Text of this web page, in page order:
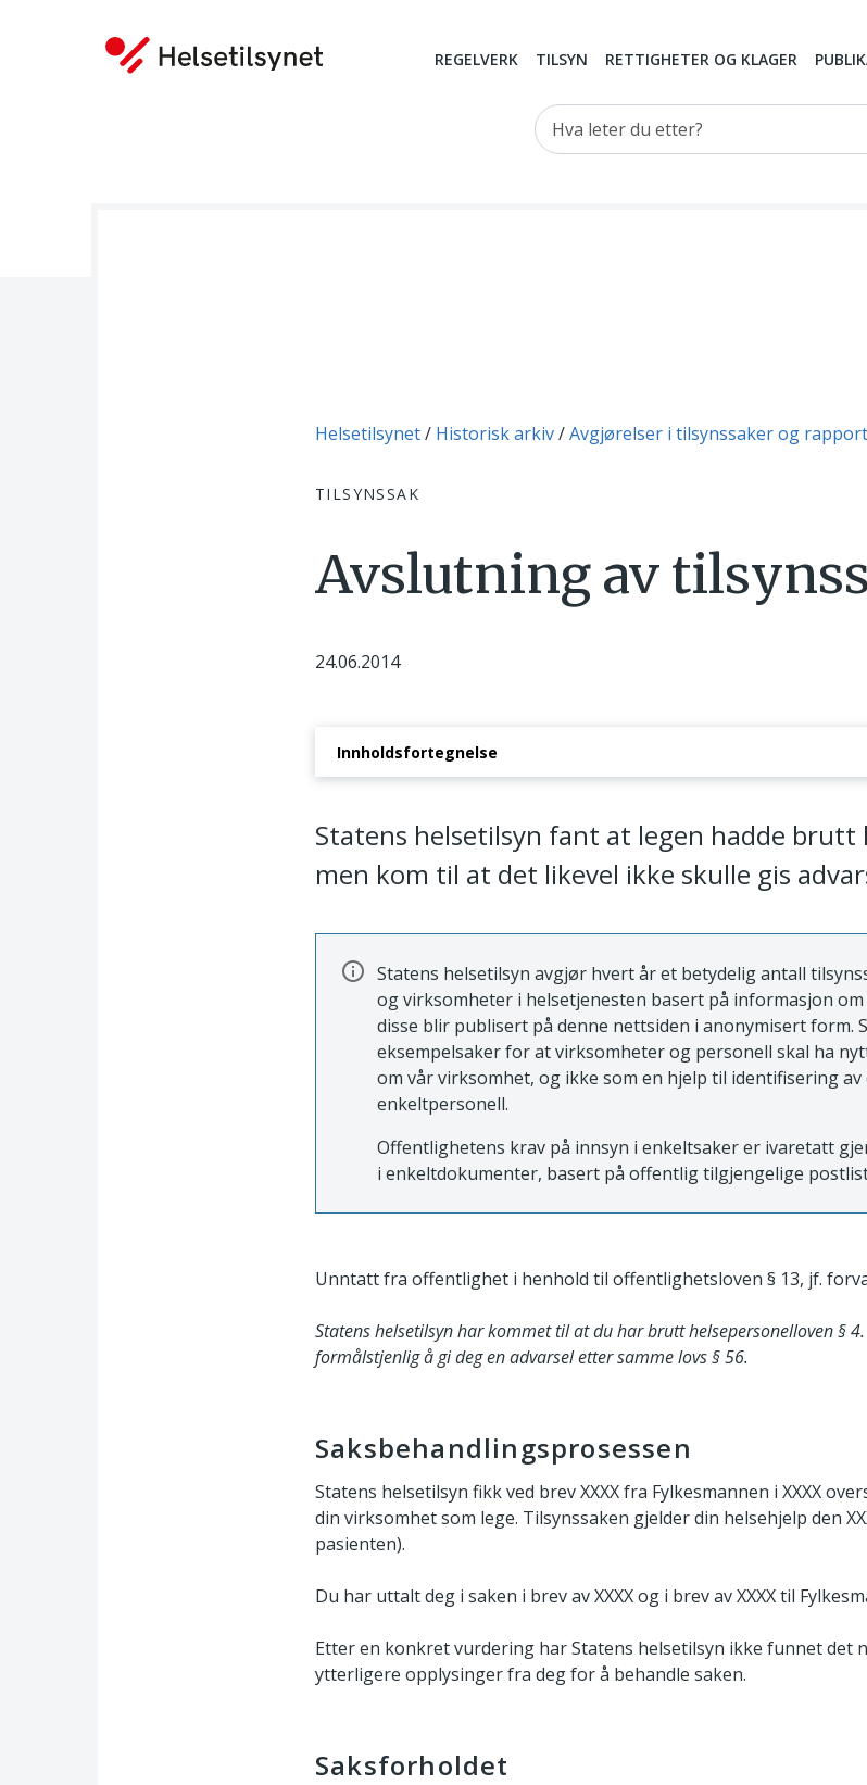
REGELVERK TILSYN RETTIGHETER OG KLAGER
Hva leter du etter?
Du er her:
Helsetilsynet Historisk arkiv Avgjørelser i tilsynssaker og
TILSYNSSAK
Avslutning av
24.06.2014
Innholdsfortegnelse
Statens helsetilsyn fant at legen hadde brutt
men kom til at det likevel ikke skulle gis
Statens helsetilsyn avgjør hvert år et betydelig antall
og virksomheter i helsetjenesten basert på informasjon
disse blir publisert på denne nettsiden i anonymisert form.
eksempelsaker for at virksomheter og personell skal ha
om vår virksomhet, og ikke som en hjelp til identifisering
enkeltpersonell.
Offentlighetens krav på innsyn i enkeltsaker er ivaretatt
i enkeltdokumenter, basert på offentlig tilgjengelige
Unntatt fra offentlighet i henhold til offentlighetsloven § 13, jf.
Statens helsetilsyn har kommet til at du har brutt helsepersonelloven §
formålstjenlig å gi deg en advarsel etter samme lovs § 56.
Saksbehandlingsprosessen
Statens helsetilsyn fikk ved brev XXXX fra Fylkesmannen i XXXX
din virksomhet som lege. Tilsynssaken gjelder din helsehjelp den
pasienten).
Du har uttalt deg i saken i brev av XXXX og i brev av XXXX til
Etter en konkret vurdering har Statens helsetilsyn ikke funnet det
ytterligere opplysinger fra deg for å behandle saken.
Saksforholdet